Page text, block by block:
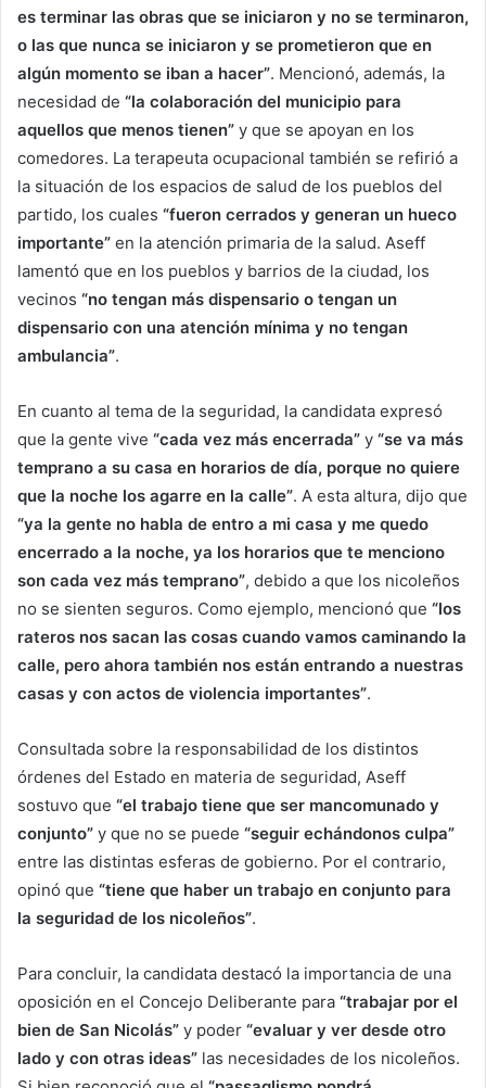
es terminar las obras que se iniciaron y no se terminaron,
o las que nunca se iniciaron y se prometieron que en
algún momento se iban a hacer”. Mencionó, además, la
necesidad de “la colaboración del municipio para
aquellos que menos tienen” y que se apoyan en los
comedores. La terapeuta ocupacional también se refirió a
la situación de los espacios de salud de los pueblos del
partido, los cuales “fueron cerrados y generan un hueco
importante” en la atención primaria de la salud. Aseff
lamentó que en los pueblos y barrios de la ciudad, los
vecinos “no tengan más dispensario o tengan un
dispensario con una atención mínima y no tengan
ambulancia”.
En cuanto al tema de la seguridad, la candidata expresó
que la gente vive “cada vez más encerrada” y “se va más
temprano a su casa en horarios de día, porque no quiere
que la noche los agarre en la calle”. A esta altura, dijo que
“ya la gente no habla de entro a mi casa y me quedo
encerrado a la noche, ya los horarios que te menciono
son cada vez más temprano”, debido a que los nicoleños
no se sienten seguros. Como ejemplo, mencionó que “los
rateros nos sacan las cosas cuando vamos caminando la
calle, pero ahora también nos están entrando a nuestras
casas y con actos de violencia importantes”.
Consultada sobre la responsabilidad de los distintos
órdenes del Estado en materia de seguridad, Aseff
sostuvo que “el trabajo tiene que ser mancomunado y
conjunto” y que no se puede “seguir echándonos culpa”
entre las distintas esferas de gobierno. Por el contrario,
opinó que “tiene que haber un trabajo en conjunto para
la seguridad de los nicoleños”.
Para concluir, la candidata destacó la importancia de una
oposición en el Concejo Deliberante para “trabajar por el
bien de San Nicolás” y poder “evaluar y ver desde otro
lado y con otras ideas” las necesidades de los nicoleños.